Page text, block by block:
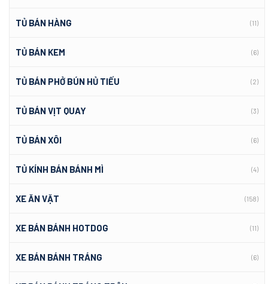
TỦ BÁN HÀNG (11)
TỦ BÁN KEM (6)
TỦ BÁN PHỞ BÚN HỦ TIẾU (2)
TỦ BÁN VỊT QUAY (3)
TỦ BÁN XÔI (6)
TỦ KÍNH BÁN BÁNH MÌ (4)
XE ĂN VẶT (158)
XE BÁN BÁNH HOTDOG (11)
XE BÁN BÁNH TRÁNG (6)